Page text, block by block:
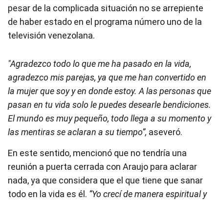
pesar de la complicada situación no se arrepiente
de haber estado en el programa número uno de la
televisión venezolana.
"Agradezco todo lo que me ha pasado en la vida,
agradezco mis parejas, ya que me han convertido en
la mujer que soy y en donde estoy. A las personas que
pasan en tu vida solo le puedes desearle bendiciones.
El mundo es muy pequeño, todo llega a su momento y
las mentiras se aclaran a su tiempo”, aseveró.
En este sentido, mencionó que no tendría una
reunión a puerta cerrada con Araujo para aclarar
nada, ya que considera que el que tiene que sanar
todo en la vida es él. “Yo crecí de manera espiritual y